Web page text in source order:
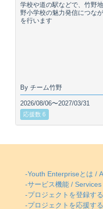
学校や道の駅などで、竹野
野小学校の魅力発信につな
を行います
By チーム竹野
2026/08/06〜2027/03/31
応援数 6
-Youth Enterpriseとは /
-サービス機能 / Services
-プロジェクトを登録す
-プロジェクトを応援す